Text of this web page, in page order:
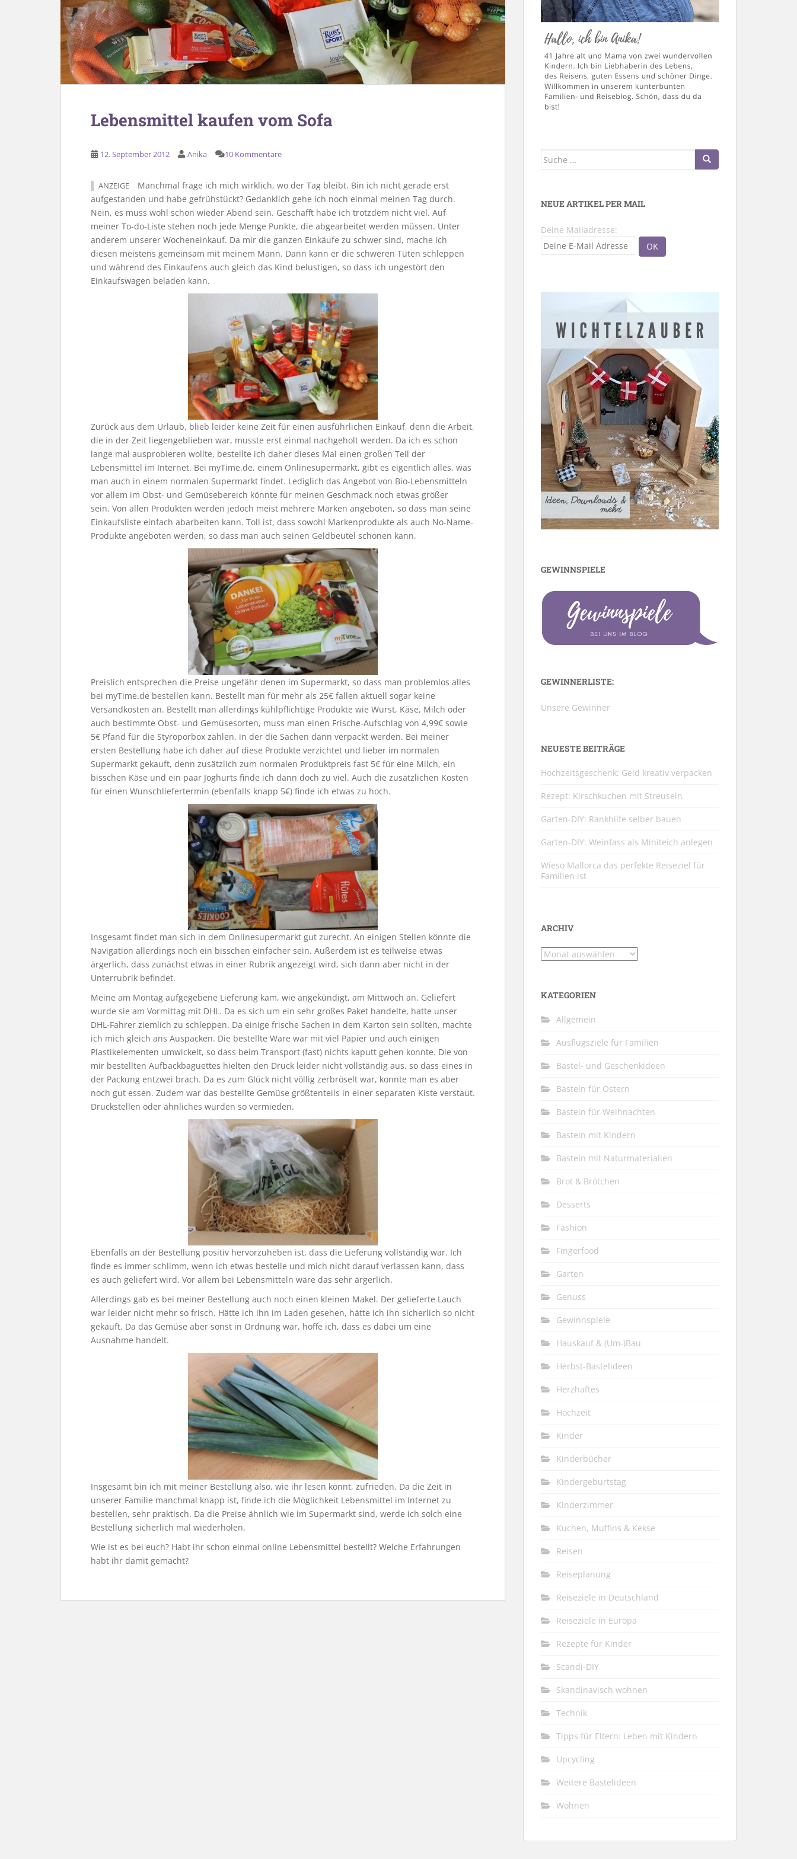
Lebensmittel kaufen vom Sofa
12. September 2012 Anika 10 Kommentare
ANZEIGE
Manchmal frage ich mich wirklich, wo der Tag bleibt. Bin ich nicht gerade erst
aufgestanden und habe gefrühstückt? Gedanklich gehe ich noch einmal meinen Tag durch.
Nein, es muss wohl schon wieder Abend sein. Geschafft habe ich trotzdem nicht viel. Auf
meiner To-do-Liste stehen noch jede Menge Punkte, die abgearbeitet werden müssen. Unter
anderem unserer Wocheneinkauf. Da mir die ganzen Einkäufe zu schwer sind, mache ich
diesen meistens gemeinsam mit meinem Mann. Dann kann er die schweren Tüten schleppen
und während des Einkaufens auch gleich das Kind belustigen, so dass ich ungestört den
Einkaufswagen beladen kann.
Zurück aus dem Urlaub, blieb leider keine Zeit für einen ausführlichen Einkauf, denn die Arbeit,
die in der Zeit liegengeblieben war, musste erst einmal nachgeholt werden. Da ich es schon
lange mal ausprobieren wollte, bestellte ich daher dieses Mal einen großen Teil der
Lebensmittel im Internet. Bei myTime.de, einem Onlinesupermarkt, gibt es eigentlich alles, was
man auch in einem normalen Supermarkt findet. Lediglich das Angebot von Bio-Lebensmitteln
vor allem im Obst- und Gemüsebereich könnte für meinen Geschmack noch etwas größer
sein. Von allen Produkten werden jedoch meist mehrere Marken angeboten, so dass man seine
Einkaufsliste einfach abarbeiten kann. Toll ist, dass sowohl Markenprodukte als auch No-Name-
Produkte angeboten werden, so dass man auch seinen Geldbeutel schonen kann.
Preislich entsprechen die Preise ungefähr denen im Supermarkt, so dass man problemlos alles
bei myTime.de bestellen kann. Bestellt man für mehr als 25€ fallen aktuell sogar keine
Versandkosten an. Bestellt man allerdings kühlpflichtige Produkte wie Wurst, Käse, Milch oder
auch bestimmte Obst- und Gemüsesorten, muss man einen Frische-Aufschlag von 4,99€ sowie
5€ Pfand für die Styroporbox zahlen, in der die Sachen dann verpackt werden. Bei meiner
ersten Bestellung habe ich daher auf diese Produkte verzichtet und lieber im normalen
Supermarkt gekauft, denn zusätzlich zum normalen Produktpreis fast 5€ für eine Milch, ein
bisschen Käse und ein paar Joghurts finde ich dann doch zu viel. Auch die zusätzlichen Kosten
für einen Wunschliefertermin (ebenfalls knapp 5€) finde ich etwas zu hoch.
Insgesamt findet man sich in dem Onlinesupermarkt gut zurecht. An einigen Stellen könnte die
Navigation allerdings noch ein bisschen einfacher sein. Außerdem ist es teilweise etwas
ärgerlich, dass zunächst etwas in einer Rubrik angezeigt wird, sich dann aber nicht in der
Unterrubrik befindet.
Meine am Montag aufgegebene Lieferung kam, wie angekündigt, am Mittwoch an. Geliefert
wurde sie am Vormittag mit DHL. Da es sich um ein sehr großes Paket handelte, hatte unser
DHL-Fahrer ziemlich zu schleppen. Da einige frische Sachen in dem Karton sein sollten, machte
ich mich gleich ans Auspacken. Die bestellte Ware war mit viel Papier und auch einigen
Plastikelementen umwickelt, so dass beim Transport (fast) nichts kaputt gehen konnte. Die von
mir bestellten Aufbackbaguettes hielten den Druck leider nicht vollständig aus, so dass eines in
der Packung entzwei brach. Da es zum Glück nicht völlig zerbröselt war, konnte man es aber
noch gut essen. Zudem war das bestellte Gemüse größtenteils in einer separaten Kiste verstaut.
Druckstellen oder ähnliches wurden so vermieden.
Ebenfalls an der Bestellung positiv hervorzuheben ist, dass die Lieferung vollständig war. Ich
finde es immer schlimm, wenn ich etwas bestelle und mich nicht darauf verlassen kann, dass
es auch geliefert wird. Vor allem bei Lebensmitteln wäre das sehr ärgerlich.
Allerdings gab es bei meiner Bestellung auch noch einen kleinen Makel. Der gelieferte Lauch
war leider nicht mehr so frisch. Hätte ich ihn im Laden gesehen, hätte ich ihn sicherlich so nicht
gekauft. Da das Gemüse aber sonst in Ordnung war, hoffe ich, dass es dabei um eine
Ausnahme handelt.
Insgesamt bin ich mit meiner Bestellung also, wie ihr lesen könnt, zufrieden. Da die Zeit in
unserer Familie manchmal knapp ist, finde ich die Möglichkeit Lebensmittel im Internet zu
bestellen, sehr praktisch. Da die Preise ähnlich wie im Supermarkt sind, werde ich solch eine
Bestellung sicherlich mal wiederholen.
Wie ist es bei euch? Habt ihr schon einmal online Lebensmittel bestellt? Welche Erfahrungen
habt ihr damit gemacht?
Suche
NEUE ARTIKEL PER MAIL
Deine Mailadresse:
GEWINNSPIELE
GEWINNERLISTE:
Unsere Gewinner
NEUESTE BEITRÄGE
Hochzeitsgeschenk: Geld kreativ verpacken
Rezept: Kirschkuchen mit Streuseln
Garten-DIY: Rankhilfe selber bauen
Garten-DIY: Weinfass als Miniteich anlegen
Wieso Mallorca das perfekte Reiseziel für
Familien ist
ARCHIV
Archiv
KATEGORIEN
Allgemein
Ausflugsziele für Familien
Bastel- und Geschenkideen
Basteln für Ostern
Basteln für Weihnachten
Basteln mit Kindern
Basteln mit Naturmaterialien
Brot & Brötchen
Desserts
Fashion
Fingerfood
Garten
Genuss
Gewinnspiele
Hauskauf & (Um-)Bau
Herbst-Bastelideen
Herzhaftes
Hochzeit
Kinder
Kinderbücher
Kindergeburtstag
Kinderzimmer
Kuchen, Muffins & Kekse
Reisen
Reiseplanung
Reiseziele in Deutschland
Reiseziele in Europa
Rezepte für Kinder
Scandi-DIY
Skandinavisch wohnen
Technik
Tipps für Eltern: Leben mit Kindern
Upcycling
Weitere Bastelideen
Wohnen